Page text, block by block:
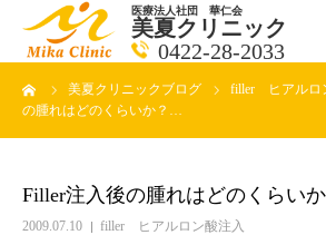
医療法人社団 華仁会
美夏クリニック
0422-28-2033
美夏クリニックブログ filler ヒアルロ
の腫れはどのくらいか？…
Filler注入後の腫れはどのくらいか
2009.07.10 filler ヒアルロン酸注入
医師紹介
クリニックの紹介